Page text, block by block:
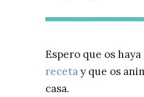
Espero que os
recetay que os
casa.